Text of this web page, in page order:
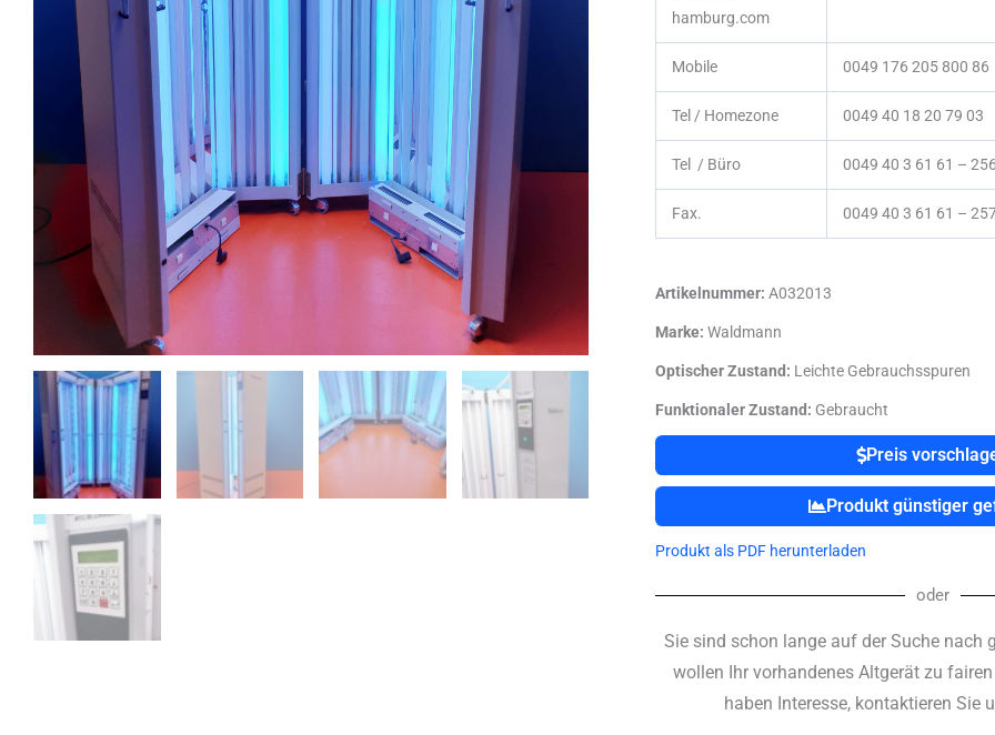
hamburg.com
Mobile 0049 176 205 800 86
Tel / Homezone 0049 40 18 20 79 03
Tel / Büro 0049 40 3 61 61 – 256
Fax. 0049 40 3 61 61 –
Artikelnummer: A032013
Marke: Waldmann
Optischer Zustand: Leichte Gebrauchsspuren
Funktionaler Zustand: Gebraucht
Preis
Produkt günstiger
Produkt als PDF herunterladen
oder
Sie sind schon lange auf der Suche nach
wollen Ihr vorhandenes Altgerät zu
haben Interesse, kontaktieren Sie